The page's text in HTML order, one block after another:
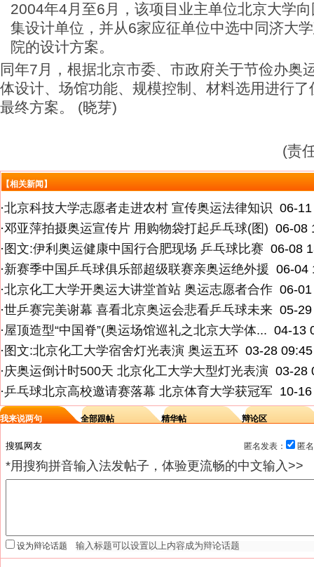
2004年4月至6月，该项目业主单位北京大学
集设计单位，并从6家应征单位中选中同济大
院的设计方案。
同年7月，根据北京市委、市政府关于节俭办奥
体设计、场馆功能、规模控制、材料选用进行
最终方案。 (晓芽)
(责
【相关新闻】
·北京科技大学志愿者走进农村 宣传奥运法律知识 06-
·邓亚萍拍摄奥运宣传片 用购物袋打起乒乓球(图) 06-08
· 图文:伊利奥运健康中国行合肥现场 乒乓球比赛 06-08
·新赛季中国乒乓球俱乐部超级联赛亲奥运绝外援 06-04
·北京化工大学开奥运大讲堂首站 奥运志愿者合作 06-
·世乒赛完美谢幕 喜看北京奥运会悲看乒乓球未来 05-
·屋顶造型“中国脊”(奥运场馆巡礼之北京大学体... 04-13
· 图文:北京化工大学宿舍灯光表演 奥运五环 03-28 09:45
·庆奥运倒计时500天 北京化工大学大型灯光表演 03-28
·乒乓球北京高校邀请赛落幕 北京体育大学获冠军 10-
我来说两句 全部跟帖 精华帖 辩论区
匿名发表： 匿
*用搜狗拼音输入法发帖子，体验更流畅的中文输入>>
设为辩论话题